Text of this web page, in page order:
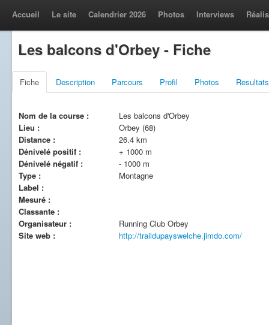
Accueil Le site Calendrier 2026 Photos Interviews
Les balcons d'Orbey - Fiche
Fiche Description Parcours Profil Photos Resultats
Nom de la course :
Les balcons d'Orbey
Lieu :
Orbey (68)
Distance :
26.4 km
Dénivelé positif :
+ 1000 m
Dénivelé négatif :
- 1000 m
Type :
Montagne
Label :
Mesuré :
Classante :
Organisateur :
Running Club Orbey
Site web :
http://traildupayswelche.jimdo.com/